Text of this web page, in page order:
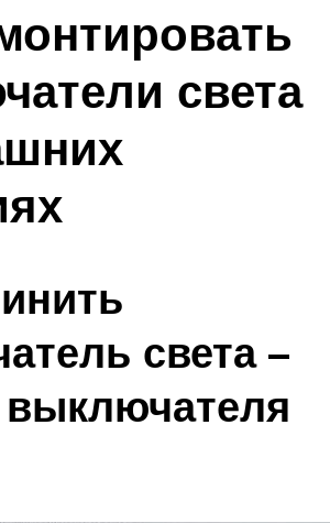
света
света –